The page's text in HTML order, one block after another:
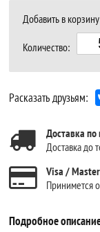
Добавить в корзину
Количество:
Расказать друзьям:
Доставка по
Доставка до
Visa /
Принимется
Подробное